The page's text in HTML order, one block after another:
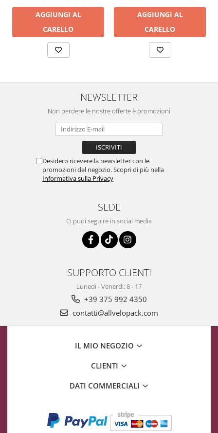
AGGIUNGI AL
CARELLO
AGGIUNGI AL
CARELLO
NEWSLETTER
Non perdere le nostre offerte è promozioni
Desidero ricevere la newsletter con le
promozioni del negozio. Scopri di più nella
Informativa sulla Privacy
SEDE
Ci puoi seguire in social media
SUPPORTO CLIENTI
Lunedi - Venerdi: 8 - 17
+39 375 992 4350
contatti@allvelopack.com
IL MIO NEGOZIO
CLIENTI
DATI COMMERCIALI